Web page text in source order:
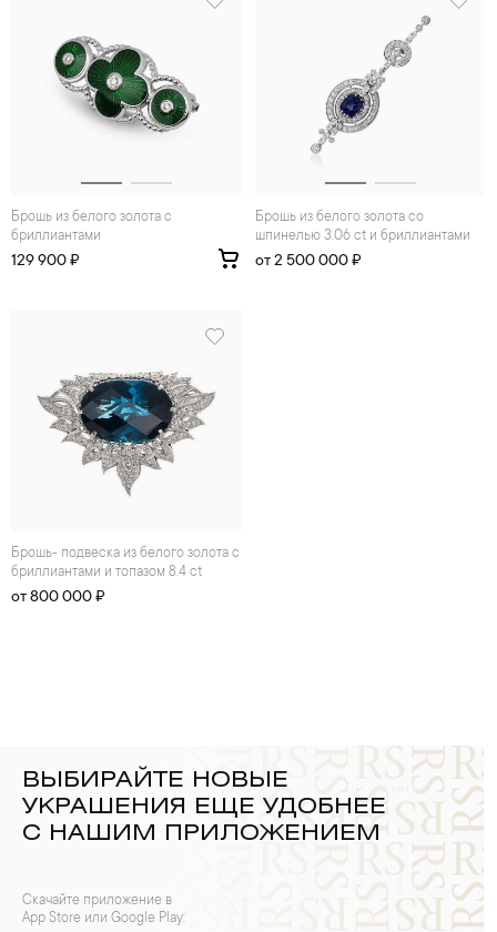
Брошь из белого золота с
бриллиантами
129 900 ₽
Брошь из белого золота со
шпинелью 3.06 ct и бриллиантами
от 2 500 000 ₽
брошь- подвеска из белого золота с
бриллиантами и топазом 8.4 ct
от 800 000 ₽
ВЫБИРАЙТЕ НОВЫЕ
УКРАШЕНИЯ ЕЩЕ УДОБНЕЕ
С НАШИМ ПРИЛОЖЕНИЕМ
Скачайте приложение в
App Store или Google Play: